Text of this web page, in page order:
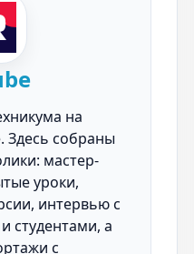
на
Здесь собраны
мастер-
уроки,
интервью с
студентами, а
с